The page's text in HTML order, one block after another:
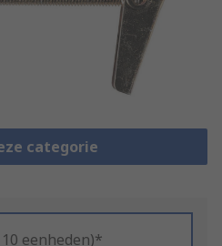
categorie
eenheden)*